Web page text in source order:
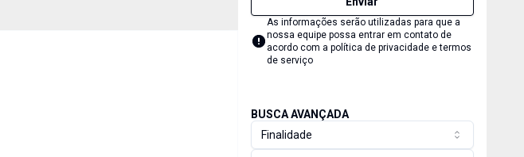
As informações serão utilizadas para que a
nossa equipe possa entrar em contato de
acordo com a política de privacidade e termos
de serviço
BUSCA AVANÇADA
Finalidade